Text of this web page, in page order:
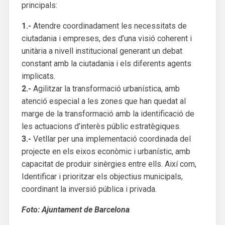
principals:
1.- Atendre coordinadament les necessitats de
ciutadania i empreses, des d’una visió coherent i
unitària a nivell institucional generant un debat
constant amb la ciutadania i els diferents agents
implicats.
2.- Agilitzar la transformació urbanística, amb
atenció especial a les zones que han quedat al
marge de la transformació amb la identificació de
les actuacions d’interès públic estratègiques.
3.- Vetllar per una implementació coordinada del
projecte en els eixos econòmic i urbanístic, amb
capacitat de produir sinèrgies entre ells. Així com,
Identificar i prioritzar els objectius municipals,
coordinant la inversió pública i privada.
Foto: Ajuntament de Barcelona